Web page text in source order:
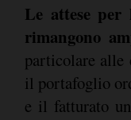
Le attese
rimangono
particolare alle
il portafoglio
e il fatturato